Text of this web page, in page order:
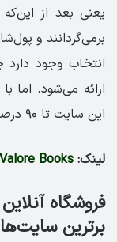
یعنی بعد از
برمی‌گردانند و
انتخاب وجود
ارائه می‌شود. اما
این سایت تا ۹۰ درصد تخفیف خریداری کنید.
لینک: Valore Books
برترین